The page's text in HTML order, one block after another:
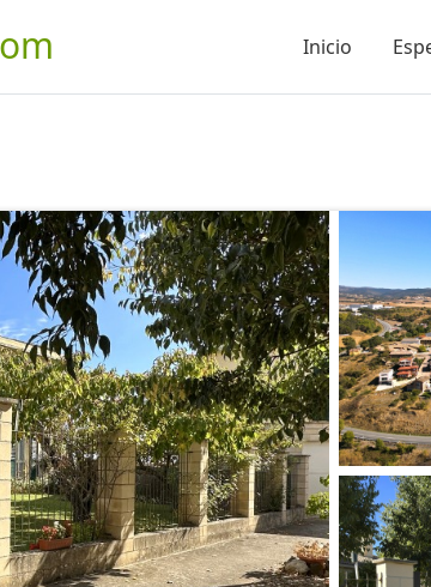
Inicio